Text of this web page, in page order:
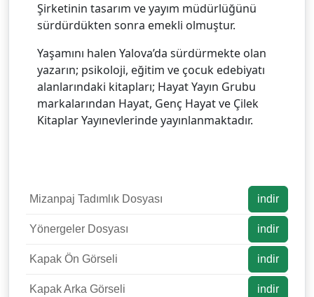
Şirketinin tasarım ve yayım müdürlüğünü
sürdürdükten sonra emekli olmuştur.
Yaşamını halen Yalova’da sürdürmekte olan
yazarın; psikoloji, eğitim ve çocuk edebiyatı
alanlarındaki kitapları; Hayat Yayın Grubu
markalarından Hayat, Genç Hayat ve Çilek
Kitaplar Yayınevlerinde yayınlanmaktadır.
Mizanpaj Tadımlık Dosyası indir
Yönergeler Dosyası indir
Kapak Ön Görseli indir
Kapak Arka Görseli indir